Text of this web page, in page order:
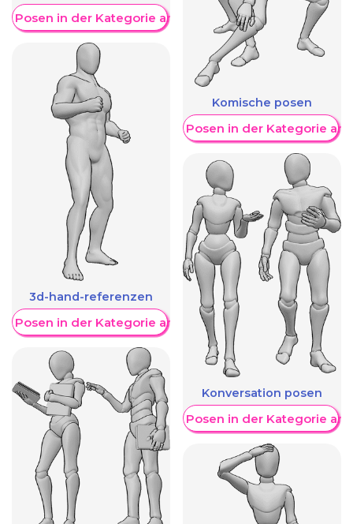
Posen in der Kategorie anzeigen
3d-hand-referenzen
Posen in der Kategorie anzeigen
Komische posen
Weitere Posen in der Kategorie
Konversation posen
Weitere Posen in der Kategorie